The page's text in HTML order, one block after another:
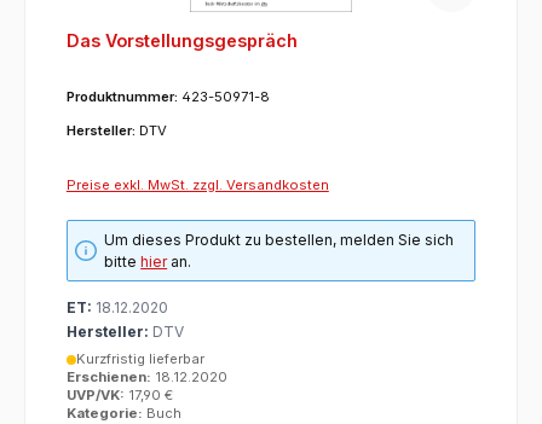
Das Vorstellungsgespräch
Produktnummer: 423-50971-8
Hersteller: DTV
Preise exkl. MwSt. zzgl. Versandkosten
Um dieses Produkt zu bestellen, melden Sie sich
bittehieran.
ET: 18.12.2020
Hersteller: DTV
Kurzfristig lieferbar
Erschienen: 18.12.2020
UVP/VK: 17,90 €
Kategorie: Buch